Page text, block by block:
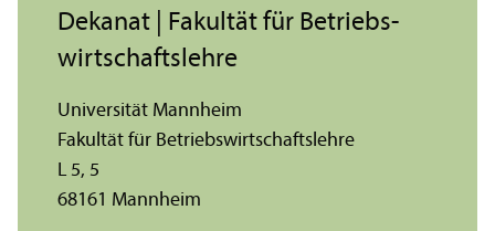
Dekanat | Fakultät für Betriebs­
wirtschafts­lehre
Universität Mannheim
Fakultät für Betriebs­wirtschafts­lehre
L 5, 5
68161 Mannheim